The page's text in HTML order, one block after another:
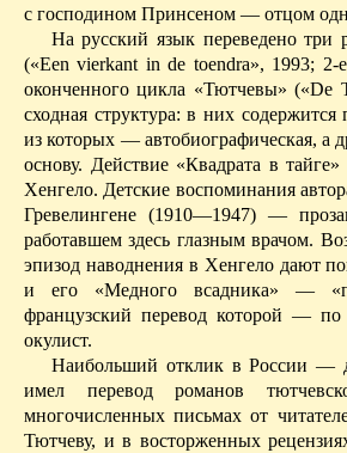
с господином Принсеном — отцом
На русский язык переведено три
(«Een vierkant in de toendra», 1993; 2-
оконченного цикла «Тютчевы» («De
сходная структура: в них
из которых — автобиографическая, а
основу. Действие «Квадрата в
Хенгело. Детские воспоминания
Гревелингене (1910—1947) —
работавшем здесь глазным врачом.
эпизод наводнения в Хенгелодают
и его «Медного всадника» —
французский перевод которой —
окулист.
Наибольший отклик в России —
имел перевод романов
многочисленных письмах от
Тютчеву, и в восторженных